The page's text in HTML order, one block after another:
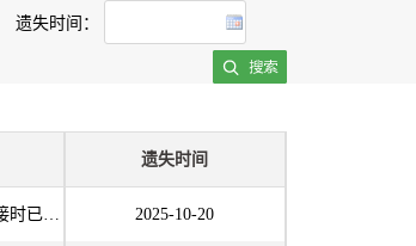
遗失时间：
遗失时间
环保负责人工作交接时已遗失 2025-10-20